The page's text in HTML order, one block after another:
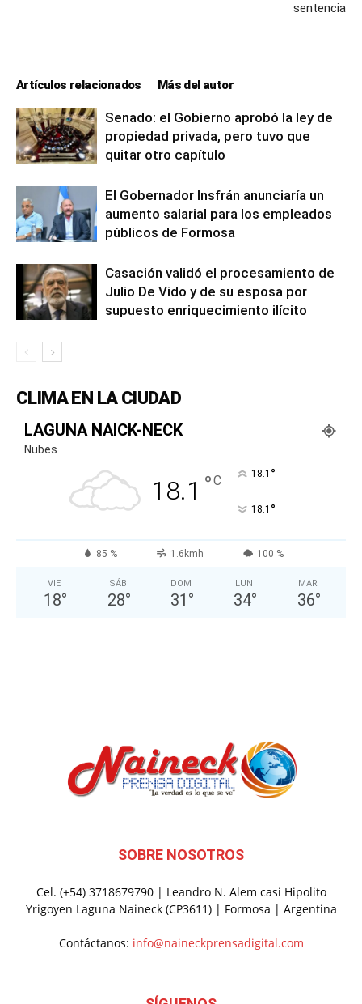
sentencia
Artículos relacionados Más del autor
Senado: el Gobierno aprobó la ley de
propiedad privada, pero tuvo que
quitar otro capítulo
El Gobernador Insfrán anunciaría un
aumento salarial para los empleados
públicos de Formosa
Casación validó el procesamiento de
Julio De Vido y de su esposa por
supuesto enriquecimiento ilícito
CLIMA EN LA CIUDAD
LAGUNA NAICK-NECK
Nubes
18.1 °C 18.1 °
18.1 °
85 % 1.6kmh 100 %
VIE
18°
SÁB
28°
DOM
31 °
LUN
34°
MAR
36°
SOBRE NOSOTROS
Cel. (+54) 3718679790 | Leandro N. Alem casi Hipolito
Yrigoyen Laguna Naineck (CP3611) | Formosa | Argentina
Contáctanos: info@naineckprensadigital.com